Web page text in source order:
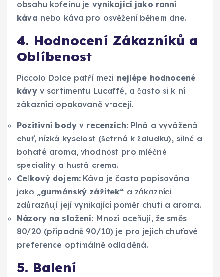
obsahu kofeinu je vynikající jako ranní
káva nebo káva pro osvěžení během dne.
4. Hodnocení Zákazníků a
Oblíbenost
Piccolo Dolce patří mezi nejlépe hodnocené
kávyv sortimentu Lucaffé, a často si k ní
zákazníci opakovaně vracejí.
Pozitivní body v recenzích:Plná a vyvážená
chuť, nízká kyselost (šetrná k žaludku), silné a
bohaté aroma, vhodnost pro mléčné
speciality a hustá crema.
Celkový dojem: Káva je často popisována
jako „gurmánský zážitek“ a zákazníci
zdůrazňují její vynikající poměr chuti a aroma.
Názory na složení: Mnozí oceňují, že směs
80/20 (případně 90/10) je pro jejich chuťové
preference optimálně odladěná.
5. Balení